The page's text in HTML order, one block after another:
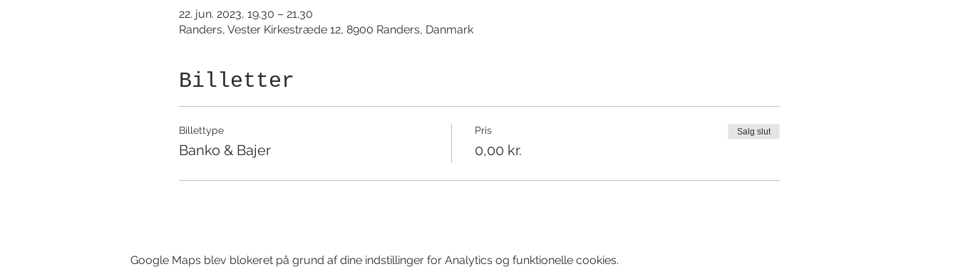
22. jun. 2023, 19.30 – 21.30
Randers, Vester Kirkestræde 12, 8900 Randers, Danmark
Billetter
Billettype
Banko & Bajer
Pris
0,00 kr.
Salg slut
Google Maps blev blokeret på grund af dine indstillinger for Analytics og funktionelle cookies.